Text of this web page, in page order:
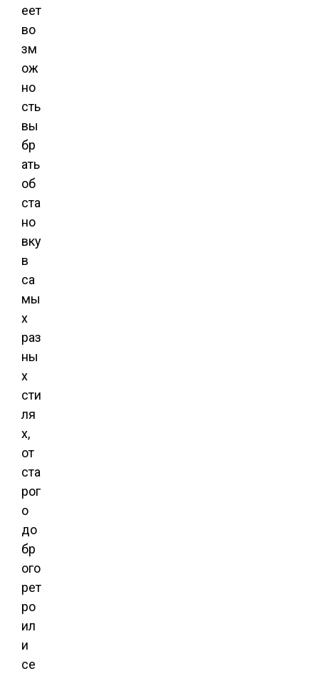
еет
во
зм
ож
но
сть
вы
бр
ать
об
ста
но
вку
в
са
мы
х
раз
ны
х
сти
ля
х,
от
ста
рог
о
до
бр
ого
рет
ро
ил
и
се